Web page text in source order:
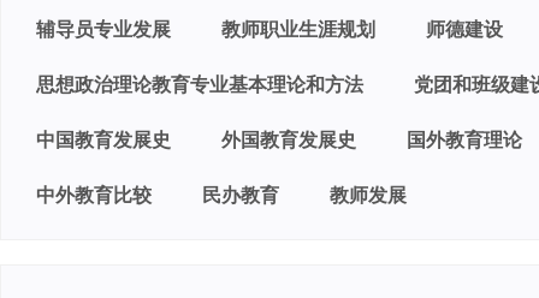
辅导员专业发展 教师职业生涯规划 师德建设
思想政治理论教育专业基本理论和方法 党团和班级建
中国教育发展史 外国教育发展史 国外教育理论
中外教育比较 民办教育 教师发展